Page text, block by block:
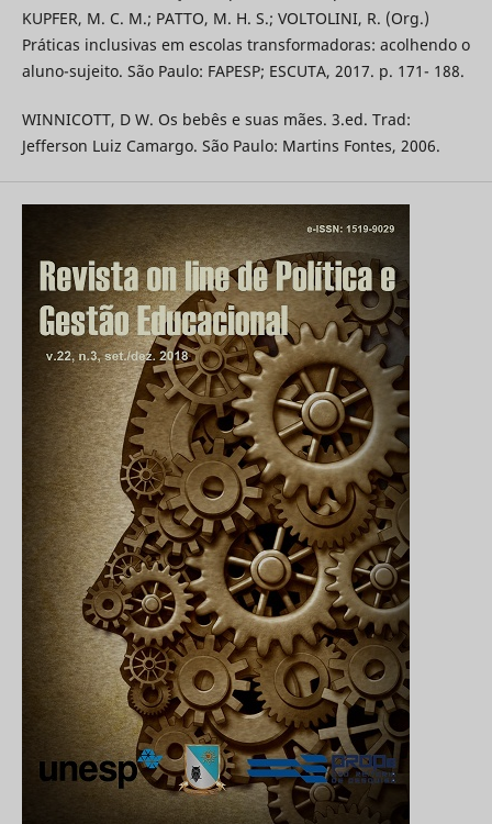
KUPFER, M. C. M.; PATTO, M. H. S.; VOLTOLINI, R. (Org.)
Práticas inclusivas em escolas transformadoras: acolhendo o
aluno-sujeito. São Paulo: FAPESP; ESCUTA, 2017. p. 171- 188.
WINNICOTT, D W. Os bebês e suas mães. 3.ed. Trad:
Jefferson Luiz Camargo. São Paulo: Martins Fontes, 2006.